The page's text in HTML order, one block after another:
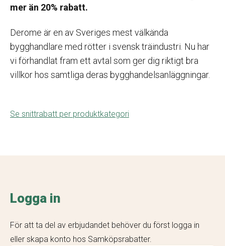
mer än 20% rabatt.
Derome är en av Sveriges mest välkända
bygghandlare med rötter i svensk träindustri. Nu har
vi förhandlat fram ett avtal som ger dig riktigt bra
villkor hos samtliga deras bygghandelsanläggningar.
Se snittrabatt per produktkategori
Logga in
För att ta del av erbjudandet behöver du först logga in
eller skapa konto hos Samköpsrabatter.